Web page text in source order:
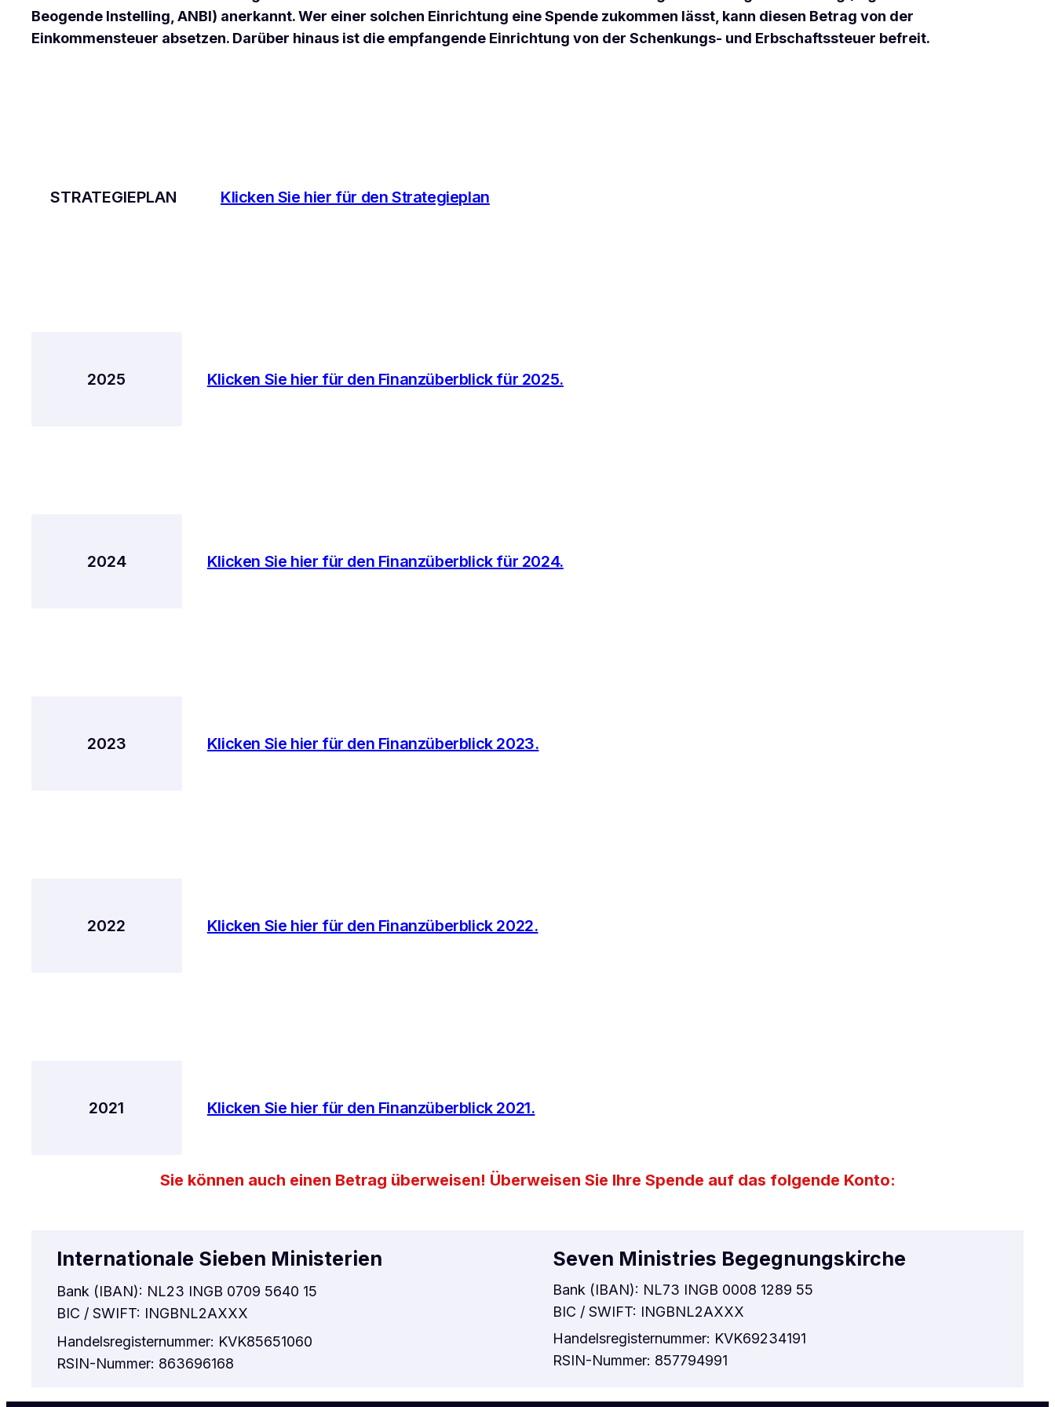
Beogende Instelling, ANBI) anerkannt. Wer einer solchen Einrichtung eine Spende zukommen lässt, kann diesen Betrag von der
Einkommensteuer absetzen. Darüber hinaus ist die empfangende Einrichtung von der Schenkungs- und Erbschaftssteuer befreit.
STRATEGIEPLAN Klicken Sie hier für den Strategieplan
2025 Klicken Sie hier für den Finanzüberblick für 2025.
2024 Klicken Sie hier für den Finanzüberblick für 2024.
2023 Klicken Sie hier für den Finanzüberblick 2023.
2022 Klicken Sie hier für den Finanzüberblick 2022.
2021 Klicken Sie hier für den Finanzüberblick 2021.
Sie können auch einen Betrag überweisen! Überweisen Sie Ihre Spende auf das folgende Konto:
Internationale Sieben Ministerien
Bank (IBAN): NL23 INGB 0709 5640 15
BIC / SWIFT: INGBNL2AXXX
Handelsregisternummer: KVK85651060
RSIN-Nummer: 863696168
Seven Ministries Begegnungskirche
Bank (IBAN): NL73 INGB 0008 1289 55
BIC / SWIFT: INGBNL2AXXX
Handelsregisternummer: KVK69234191
RSIN-Nummer: 857794991